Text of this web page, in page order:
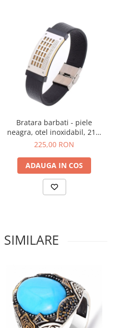
Bratara barbati - piele
neagra, otel inoxidabil, 21 x
1,8 cm
225,00 RON
ADAUGA IN COS
SIMILARE